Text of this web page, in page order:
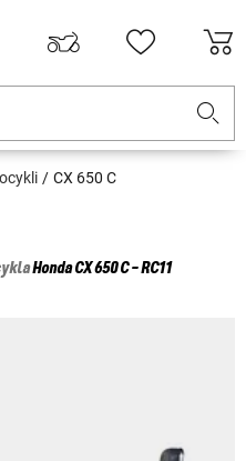
CX 650 C
HondaCX 650 C - RC11